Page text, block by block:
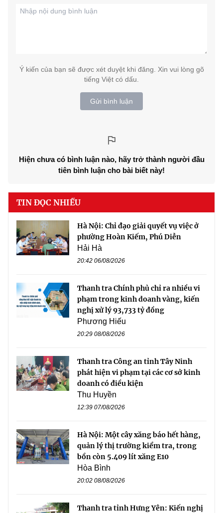
Ý kiến của bạn sẽ được xét duyệt khi đăng. Xin vui lòng gõ
tiếng Việt có dấu.
Gửi bình luận
Hiện chưa có bình luận nào, hãy trở thành người đầu
tiên bình luận cho bài biết này!
TIN ĐỌC NHIỀU
Hà Nội: Chỉ đạo giải quyết vụ việc ở
phường Hoàn Kiếm, Phú Diễn
Hải Hà
20:42 06/08/2026
Thanh tra Chính phủ chỉ ra nhiều vi
phạm trong kinh doanh vàng, kiến
nghị xử lý 93,733 tỷ đồng
Phương Hiếu
20:29 08/08/2026
Thanh tra Công an tỉnh Tây Ninh
phát hiện vi phạm tại các cơ sở kinh
doanh có điều kiện
Thu Huyền
12:39 07/08/2026
Hà Nội: Một cây xăng báo hết hàng,
quản lý thị trường kiểm tra, trong
bồn còn 5.409 lít xăng E10
Hòa Bình
20:02 08/08/2026
Thanh tra tỉnh Hưng Yên: Kiến nghị